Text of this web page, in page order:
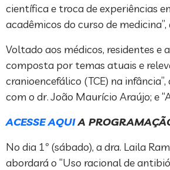
científica e troca de experiências
acadêmicos do curso de
Voltado aos médicos, residentes e
composta por temas atuais e
cranioencefálico (TCE) na
com o dr. João Maurício Araújo; e
ACESSE AQUIA
No dia 1º (sábado), a dra. Laila
abordará o “Uso racional de